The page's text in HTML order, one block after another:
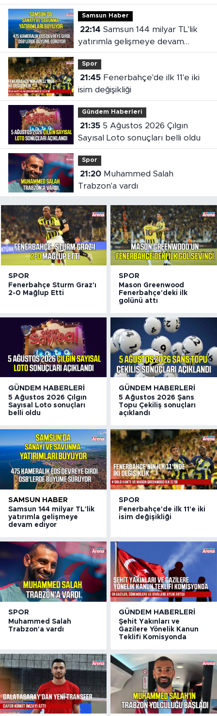
Samsun Haber
22:14
yatırımla gelişmeye devam
ediyor
Spor
21:45Fenerbahçe'de ilk 11'e iki
isim değişikliği
Gündem Haberleri
21:355 Ağustos 2026 Çılgın
Sayısal Loto sonuçları belli oldu
Spor
21:20Muhammed Salah
Trabzon'a vardı
SPOR
Fenerbahçe Sturm Graz'ı
2-0 Mağlup Etti
SPOR
Mason Greenwood
Fenerbahçe'deki ilk
golünü attı
GÜNDEM HABERLERI
5 Ağustos 2026 Çılgın
Sayısal Loto sonuçları
belli oldu
GÜNDEM HABERLERI
5 Ağustos 2026 Şans
Topu Çekiliş sonuçları
açıklandı
SAMSUN HABER
Samsun 144 milyar TL'lik
yatırımla gelişmeye
devam ediyor
SPOR
Fenerbahçe'de ilk 11'e iki
isim değişikliği
SPOR
Muhammed Salah
Trabzon'a vardı
GÜNDEM HABERLERI
Şehit Yakınları ve
Gazilere Yönelik Kanun
Teklifi Komisyonda